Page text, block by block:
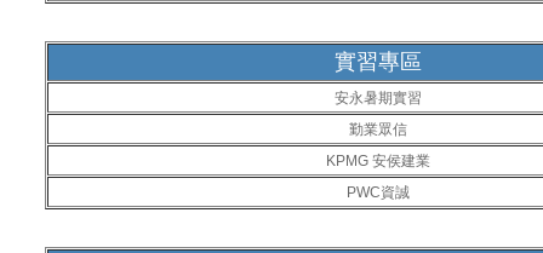
實習專區
安永暑期實習
勤業眾信
KPMG 安侯建業
PWC資誠